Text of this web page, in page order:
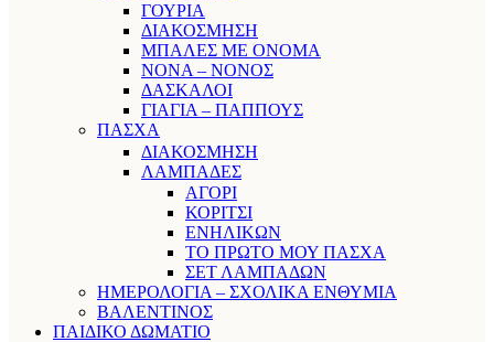
ΓΟΥΡΙΑ
ΔΙΑΚΟΣΜΗΣΗ
ΜΠΑΛΕΣ ΜΕ ΟΝΟΜΑ
ΝΟΝΑ – ΝΟΝΟΣ
ΔΑΣΚΑΛΟΙ
ΓΙΑΓΙΑ – ΠΑΠΠΟΥΣ
ΠΑΣΧΑ
ΔΙΑΚΟΣΜΗΣΗ
ΛΑΜΠΑΔΕΣ
ΑΓΟΡΙ
ΚΟΡΙΤΣΙ
ΕΝΗΛΙΚΩΝ
ΤΟ ΠΡΩΤΟ ΜΟΥ ΠΑΣΧΑ
ΣΕΤ ΛΑΜΠΑΔΩΝ
ΗΜΕΡΟΛΟΓΙΑ – ΣΧΟΛΙΚΑ ΕΝΘΥΜΙΑ
ΒΑΛΕΝΤΙΝΟΣ
ΠΑΙΔΙΚΟ ΔΩΜΑΤΙΟ